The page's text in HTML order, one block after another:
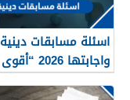
اسئلة مسابقات دينية
واجابتها 2026 “أقوى
+1000 سؤال ديني”